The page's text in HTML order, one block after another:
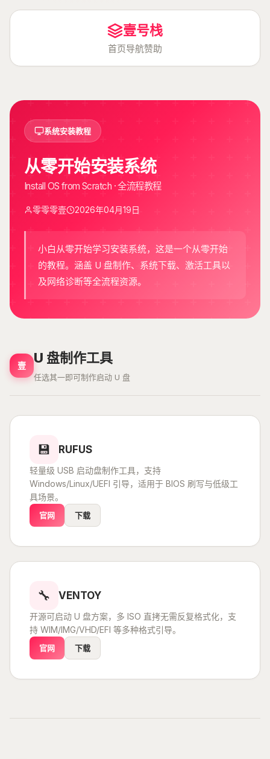
壹号栈
首页导航赞助
系统安装教程
从零开始安装系统
Install OS from Scratch · 全流程教程
零零零壹 2026年04月19日
小白从零开始学习安装系统，这是一个从零开始
的教程。涵盖 U 盘制作、系统下载、激活工具以
及网络诊断等全流程资源。
壹 U 盘制作工具
任选其一即可制作启动 U 盘
💾 RUFUS
轻量级 USB 启动盘制作工具，支持
Windows/Linux/UEFI 引导，适用于 BIOS 刷写与低级工
具场景。
官网 下载
🔧 VENTOY
开源可启动 U 盘方案，多 ISO 直拷无需反复格式化，支
持 WIM/IMG/VHD/EFI 等多种格式引导。
官网 下载